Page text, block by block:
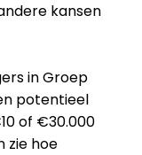
kansen
in Groep
potentieel
of €30.000
zie hoe